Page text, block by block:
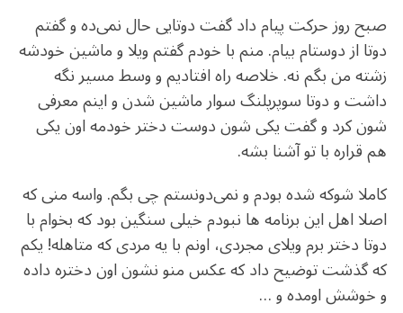
صبح روز حرکت پیام داد گفت دوتایی حال نمی‌ده و گفتم
دوتا از دوستام بیام. منم با خودم گفتم ویلا و ماشین خودشه
زشته من بگم نه. خلاصه راه افتادیم و وسط مسیر نگه
داشت و دوتا سوپرپلنگ سوار ماشین شدن و اینم معرفی
شون کرد و گفت یکی شون دوست دختر خودمه اون یکی
هم قراره با تو آشنا بشه.
کاملا شوکه شده بودم و نمی‌دونستم چی بگم. واسه منی که
اصلا اهل این برنامه ها نبودم خیلی سنگین بود که بخوام با
دوتا دختر برم ویلای مجردی، اونم با یه مردی که متاهله! یکم
که گذشت توضیح داد که عکس منو نشون اون دختره داده
و خوشش اومده و …